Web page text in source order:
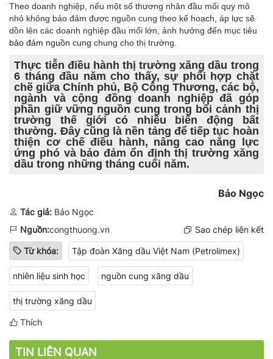
Theo doanh nghiệp, nếu một số thương nhân đầu mối quy mô
nhỏ không bảo đảm được nguồn cung theo kế hoạch, áp lực sẽ
dồn lên các doanh nghiệp đầu mối lớn, ảnh hưởng đến mục tiêu
bảo đảm nguồn cung chung cho thị trường.
Thực tiễn điều hành thị trường xăng dầu trong
6 tháng đầu năm cho thấy, sự phối hợp chặt
chẽ giữa Chính phủ, Bộ Công Thương, các bộ,
ngành và cộng đồng doanh nghiệp đã góp
phần giữ vững nguồn cung trong bối cảnh thị
trường thế giới có nhiều biến động bất
thường. Đây cũng là nền tảng để tiếp tục hoàn
thiện cơ chế điều hành, nâng cao năng lực
ứng phó và bảo đảm ổn định thị trường xăng
dầu trong những tháng cuối năm.
Bảo Ngọc
Tác giả: Bảo Ngọc
Nguồn:congthuong.vn Sao chép liên kết
Từ khóa: Tập đoàn Xăng dầu Việt Nam (Petrolimex)
nhiên liệu sinh học nguồn cung xăng dầu
thị trường xăng dầu
Thích
TIN LIÊN QUAN